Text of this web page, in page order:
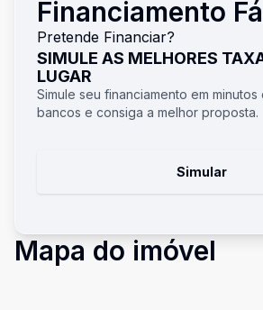
Financiamento
Pretende Financiar?
SIMULE AS MELHORES
LUGAR
Simule seu financiamento em
bancos e consiga a melhor proposta.
Simular
Mapa do imóvel